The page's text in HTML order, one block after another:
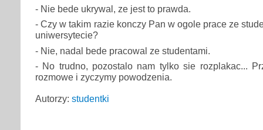
- Nie bede ukrywal, ze jest to prawda.
- Czy w takim razie konczy Pan w ogole prace ze
uniwersytecie?
- Nie, nadal bede pracowal ze studentami.
- No trudno, pozostalo nam tylko sie rozplakac...
rozmowe i zyczymy powodzenia.
Autorzy: studentki